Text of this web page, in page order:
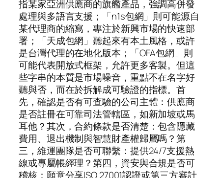
指某家亞洲供應商的旗艦產品，強調高併發
處理與多語言支援；「n1s包網」則可能源自
某代理商的縮寫，專注於新興市場的快速部
署；「天成包網」聽起來有本土風格，或許
是台灣代理的在地化版本；「OFA包網」則
可能代表開放式框架，允許更多客製。但這
些字串的本質是市場噪音，重點不在名字好
聽與否，而在於拆解成可驗證的指標。首
先，確認是否有可查驗的公司主體：供應商
是否註冊在可靠司法管轄區，如新加坡或馬
耳他？其次，合約條款是否清楚：包含隱藏
費用、退出機制與智慧財產權歸屬嗎？第
三，維運團隊是否可聯繫：提供24/7支援熱
線或專屬帳經理？第四，資安與合規是否可
稽核：願意分享ISO 27001認證或第三方審計